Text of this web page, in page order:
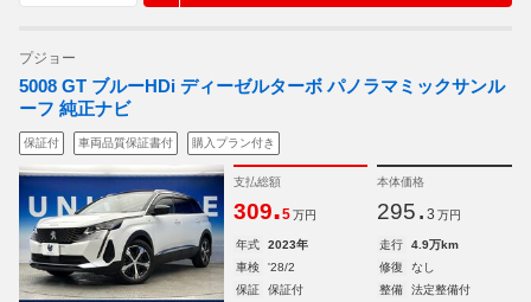
プジョー
5008 GT ブルーHDi ディーゼルターボ パノラマミックサンル
ーフ 純正ナビ
保証付 車両品質保証書付 購入プラン付き
支払総額
309.5 万円
本体価格
295. 3 万円
年式 2023年 走行
4.9万km
車検
'28/2 修復
なし
保証
保証付 整備
法定整備付